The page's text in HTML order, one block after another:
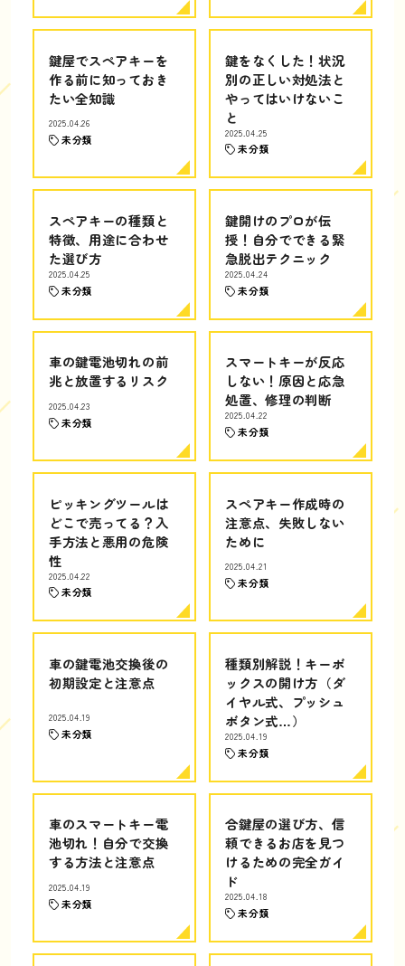
鍵屋でスペアキーを
作る前に知っておき
たい全知識
2025.04.26
未分類
鍵をなくした！状況
別の正しい対処法と
やってはいけないこ
と
2025.04.25
未分類
スペアキーの種類と
特徴、用途に合わせ
た選び方
2025.04.25
未分類
鍵開けのプロが伝
授！自分でできる緊
急脱出テクニック
2025.04.24
未分類
車の鍵電池切れの前
兆と放置するリスク
2025.04.23
未分類
スマートキーが反応
しない！原因と応急
処置、修理の判断
2025.04.22
未分類
ピッキングツールは
どこで売ってる？入
手方法と悪用の危険
性
2025.04.22
未分類
スペアキー作成時の
注意点、失敗しない
ために
2025.04.21
未分類
車の鍵電池交換後の
初期設定と注意点
2025.04.19
未分類
種類別解説！キーボ
ックスの開け方（ダ
イヤル式、プッシュ
ボタン式…）
2025.04.19
未分類
車のスマートキー電
池切れ！自分で交換
する方法と注意点
2025.04.19
未分類
合鍵屋の選び方、信
頼できるお店を見つ
けるための完全ガイ
ド
2025.04.18
未分類